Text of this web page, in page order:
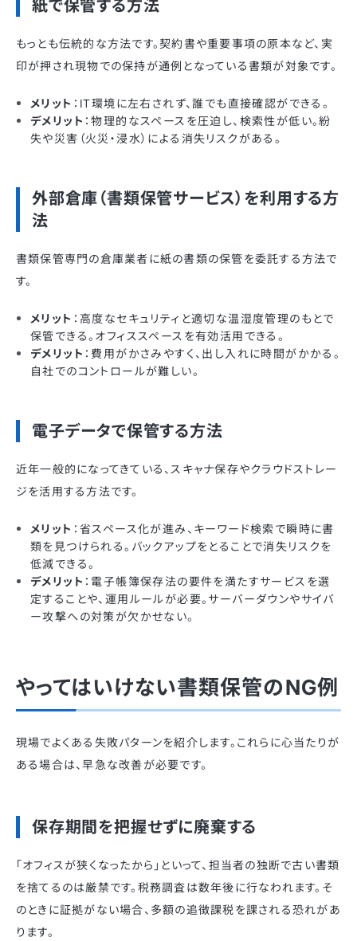
紙で保管する方法
もっとも伝統的な方法です。契約書や重要事項の原本など、実
印が押され現物での保持が通例となっている書類が対象です。
メリット ：IT環境に左右されず、誰でも直接確認ができる。
デメリット ：物理的なスペースを圧迫し、検索性が低い。紛
失や災害（火災・浸水）による消失リスクがある。
外部倉庫（書類保管サービス）を利用する方
法
書類保管専門の倉庫業者に紙の書類の保管を委託する方法で
す。
メリット ：高度なセキュリティと適切な温湿度管理のもとで
保管できる。オフィススペースを有効活用できる。
デメリット ：費用がかさみやすく、出し入れに時間がかかる。
自社でのコントロールが難しい。
電子データで保管する方法
近年一般的になってきている、スキャナ保存やクラウドストレー
ジを活用する方法です。
メリット ：省スペース化が進み、キーワード検索で瞬時に書
類を見つけられる。バックアップをとることで消失リスクを
低減できる。
デメリット ：電子帳簿保存法の要件を満たすサービスを選
定することや、運用ルールが必要。サーバーダウンやサイバ
ー攻撃への対策が欠かせない。
やってはいけない書類保管のNG例
現場でよくある失敗パターンを紹介します。これらに心当たりが
ある場合は、早急な改善が必要です。
保存期間を把握せずに廃棄する
「オフィスが狭くなったから」といって、担当者の独断で古い書類
を捨てるのは厳禁です。税務調査は数年後に行なわれます。そ
のときに証拠がない場合、多額の追徴課税を課される恐れがあ
ります。